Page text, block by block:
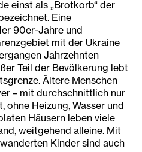
Eine
90er-Jahre und
mit der Ukraine
Jahrzehnten
Teil der Bevölkerung lebt
Ältere Menschen
– mit durchschnittlich nur
ohne Heizung, Wasser und
Häusern leben viele
weitgehend alleine. Mit
Kinder sind auch
weggebrochen.